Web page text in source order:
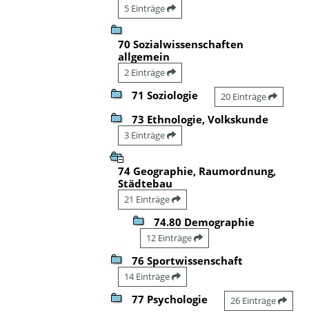
5 Einträge
70 Sozialwissenschaften
allgemein
2 Einträge
71 Soziologie 20 Einträge
73 Ethnologie, Volkskunde
3 Einträge
74 Geographie, Raumordnung,
Städtebau
21 Einträge
74.80 Demographie
12 Einträge
76 Sportwissenschaft
14 Einträge
77 Psychologie 26 Einträge